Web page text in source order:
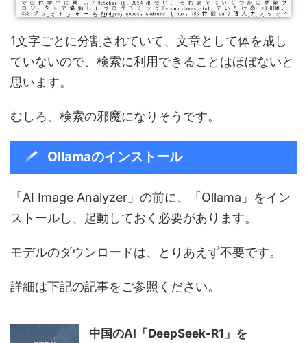
1文字ごとに分割されていて、文章として体を成し
ていないので、検索に利用できることはほぼないと
思います。
むしろ、検索の邪魔になりそうです。
Ollamaのインストール
「AI Image Analyzer」の前に、「Ollama」をイン
ストールし、起動しておく必要があります。
モデルのダウンロードは、とりあえず不要です。
詳細は下記の記事をご参照ください。
中国のAI「DeepSeek-R1」を